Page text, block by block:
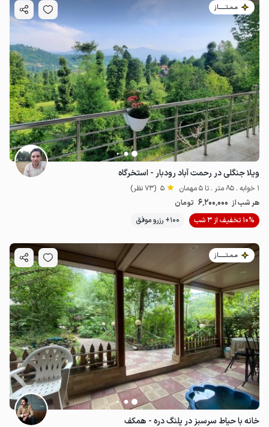
مـمـتــــــاز
ویلا جنگلی در رحمت آباد رودبار - استخرگاه
1 خوابه . 85 متر . تا 5 مهمان 5 (73 نظر)
هر شب از 6٬200٬000 تومان
10% تخفیف از 3 شب
100+ رزرو موفق
مـمـتــــــاز
خانه با حیاط سرسبز در پلنگ دره - همکف